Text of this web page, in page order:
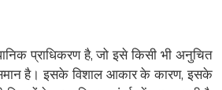
प्राधिकरण है, जो इसे किसी भी अनुचित
समान है। इसके विशाल आकार के कारण, इसके